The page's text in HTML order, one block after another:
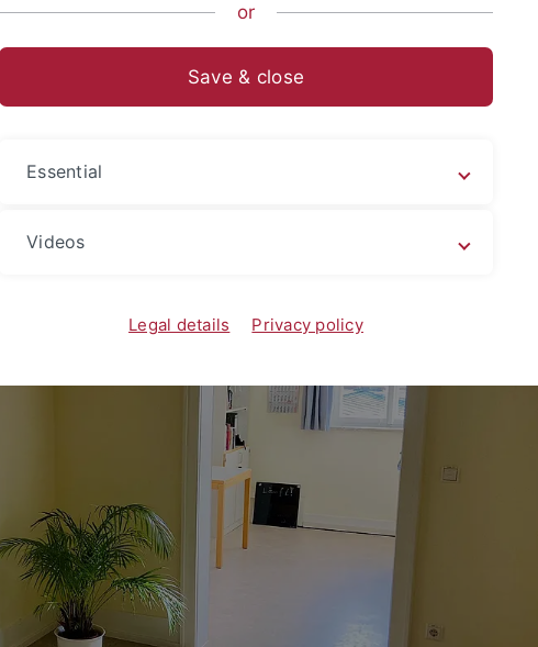
Theologie mit dem Schwerpunkt
Religionsphilosophie
or
Save & close
Essential
Videos
Legal details Privacy policy